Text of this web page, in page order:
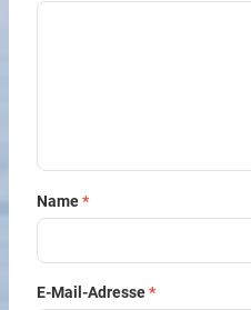
Name*
E-Mail-Adresse*